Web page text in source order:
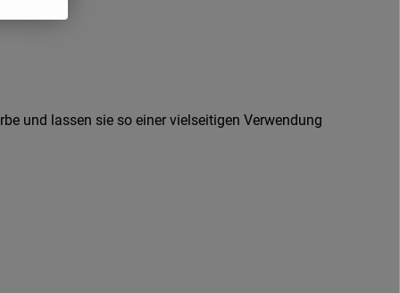
und lassen sie so einer vielseitigen Verwendung